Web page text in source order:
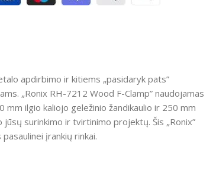
apdirbimo ir kitiems „pasidaryk pats”
„Ronix RH-7212 Wood F-Clamp” naudojamas
ilgio kaliojo geležinio žandikaulio ir 250 mm
surinkimo ir tvirtinimo projektų. Šis „Ronix”
įrankių rinkai.